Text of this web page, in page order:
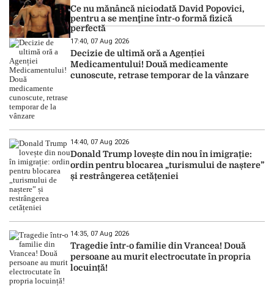
Ce nu mănâncă niciodată David Popovici,
pentru a se menţine într-o formă fizică
perfectă
17:40, 07 Aug 2026
Decizie de ultimă oră a Agenției
Medicamentului! Două medicamente
cunoscute, retrase temporar de la vânzare
14:40, 07 Aug 2026
Donald Trump lovește din nou în imigrație:
ordin pentru blocarea „turismului de naștere”
și restrângerea cetățeniei
14:35, 07 Aug 2026
Tragedie într-o familie din Vrancea! Două
persoane au murit electrocutate în propria
locuință!